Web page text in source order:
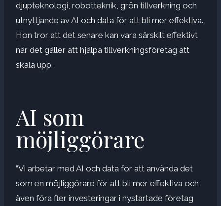
djupteknologi, robotteknik, grön tillverkning och
utnyttjande av AI och data för att bli mer effektiva.
Hon tror att det senare kan vara särskilt effektivt
när det gäller att hjälpa tillverkningsföretag att
skala upp.
AI som
möjliggörare
”Vi arbetar med AI och data för att använda det
som en möjliggörare för att bli mer effektiva och
även föra fler investeringar i nystartade företag